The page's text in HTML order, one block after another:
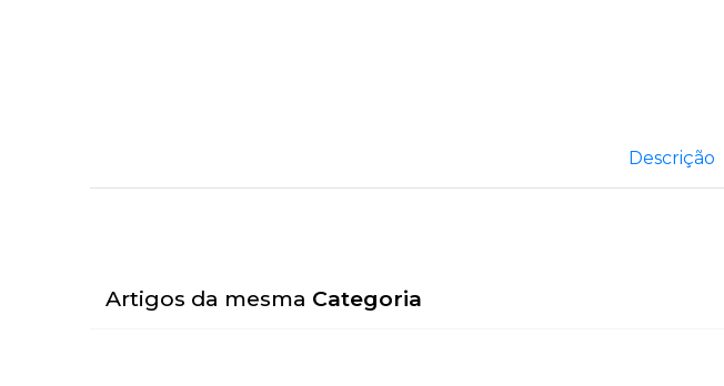
Descrição
Artigos da mesma Categoria